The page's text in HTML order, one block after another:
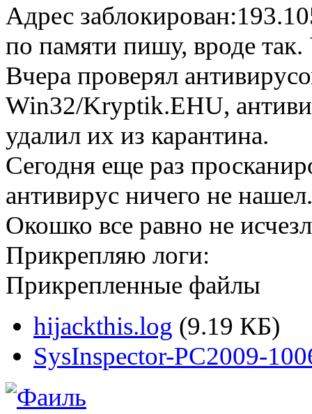
Адрес
по памяти пишу, вроде
Вчера проверял
Win32/Kryptik.EHU,
удалил их из карантина.
Сегодня еще раз
антивирус ничего не нашел.
Окошко все равно не
Прикрепляю логи:
Прикрепленные файлы
hijackthis.log (9.19 КБ)
SysInspector-PC2009-